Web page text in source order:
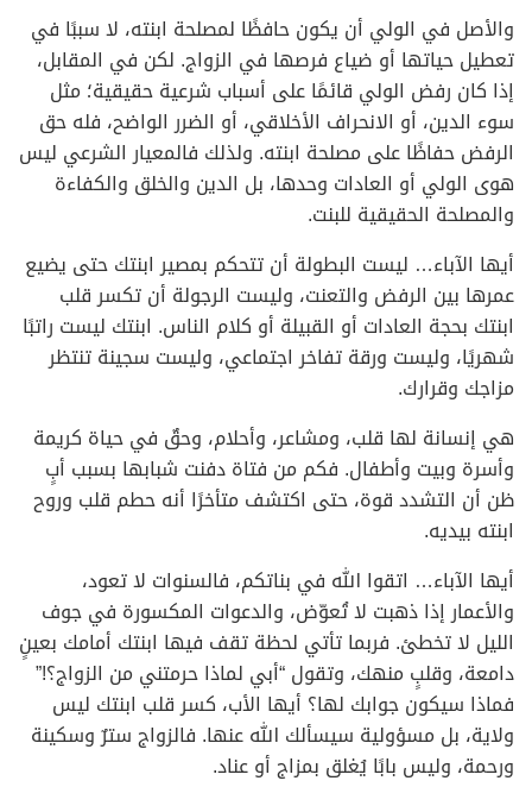
والأصل في الولي أن يكون حافظًا لمصلحة ابنته، لا سببًا في
تعطيل حياتها أو ضياع فرصها في الزواج. لكن في المقابل،
إذا كان رفض الولي قائمًا على أسباب شرعية حقيقية؛ مثل
سوء الدين، أو الانحراف الأخلاقي، أو الضرر الواضح، فله حق
الرفض حفاظًا على مصلحة ابنته. ولذلك فالمعيار الشرعي ليس
هوى الولي أو العادات وحدها، بل الدين والخلق والكفاءة
والمصلحة الحقيقية للبنت.
أيها الآباء… ليست البطولة أن تتحكم بمصير ابنتك حتى يضيع
عمرها بين الرفض والتعنت، وليست الرجولة أن تكسر قلب
ابنتك بحجة العادات أو القبيلة أو كلام الناس. ابنتك ليست راتبًا
شهريًا، وليست ورقة تفاخر اجتماعي، وليست سجينة تنتظر
مزاجك وقرارك.
هي إنسانة لها قلب، ومشاعر، وأحلام، وحقٌ في حياة كريمة
وأسرة وبيت وأطفال. فكم من فتاة دفنت شبابها بسبب أبٍ
ظن أن التشدد قوة، حتى اكتشف متأخرًا أنه حطم قلب وروح
ابنته بيديه.
أيها الآباء… اتقوا الله في بناتكم، فالسنوات لا تعود،
والأعمار إذا ذهبت لا تُعوّض، والدعوات المكسورة في جوف
الليل لا تخطئ. فربما تأتي لحظة تقف فيها ابنتك أمامك بعينٍ
دامعة، وقلبٍ منهك، وتقول “أبي لماذا حرمتني من الزواج؟!”
فماذا سيكون جوابك لها؟ أيها الأب، كسر قلب ابنتك ليس
ولاية، بل مسؤولية سيسألك الله عنها. فالزواج سترٌ وسكينة
ورحمة، وليس بابًا يُغلق بمزاج أو عناد.